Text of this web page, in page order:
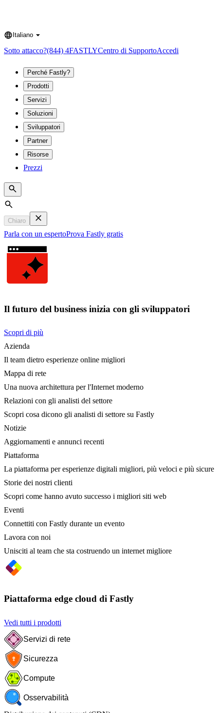
Language
Italiano
Sotto attacco?(844) 4FASTLYCentro di SupportoAccedi
Perché Fastly?
Prodotti
Servizi
Soluzioni
Sviluppatori
Partner
Risorse
Prezzi
Search
Chiaro
Parla con un espertoProva Fastly gratis
Il futuro del business inizia con gli sviluppatori
Scopri di più
Azienda
Il team dietro esperienze online migliori
Mappa di rete
Una nuova architettura per l'Internet moderno
Relazioni con gli analisti del settore
Scopri cosa dicono gli analisti di settore su Fastly
Notizie
Aggiornamenti e annunci recenti
Piattaforma
La piattaforma per esperienze digitali migliori, più veloci e più sicure
Storie dei nostri clienti
Scopri come hanno avuto successo i migliori siti web
Eventi
Connettiti con Fastly durante un evento
Lavora con noi
Unisciti al team che sta costruendo un internet migliore
Piattaforma edge cloud di Fastly
Vedi tutti i prodotti
Servizi di rete
Sicurezza
Compute
Osservabilità